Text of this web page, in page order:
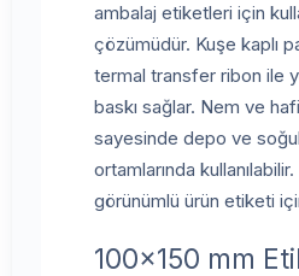
ambalaj etiketleri için
çözümüdür. Kuşe kaplı
termal transfer ribon ile
baskı sağlar. Nem ve
sayesinde depo ve
ortamlarında
görünümlü ürün etiketi
100x150 mm